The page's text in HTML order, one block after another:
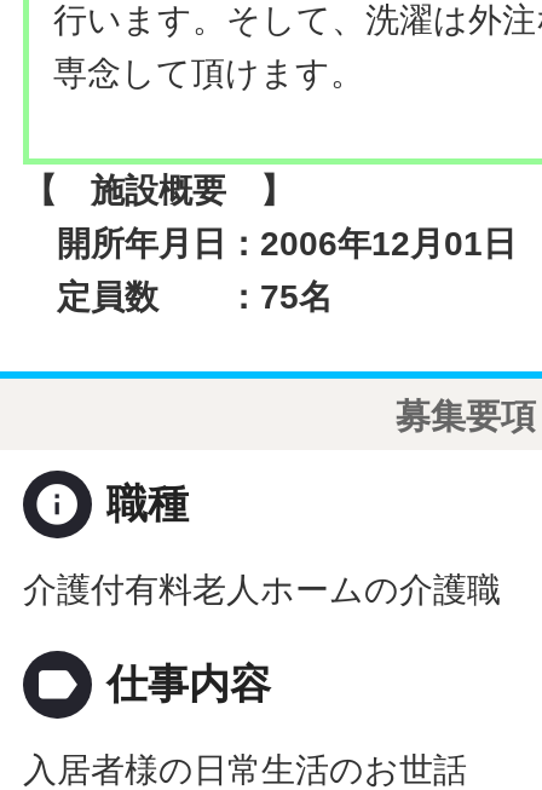
行います。そして、洗濯は外
専念して頂けます。
【 施設概要 】
開所年月日：2006年12月01日
定員数 ：75名
募集要項
info 職種
介護付有料老人ホームの介護職
label 仕事内容
入居者様の日常生活のお世話